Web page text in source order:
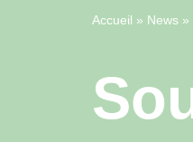
Accueil » News »